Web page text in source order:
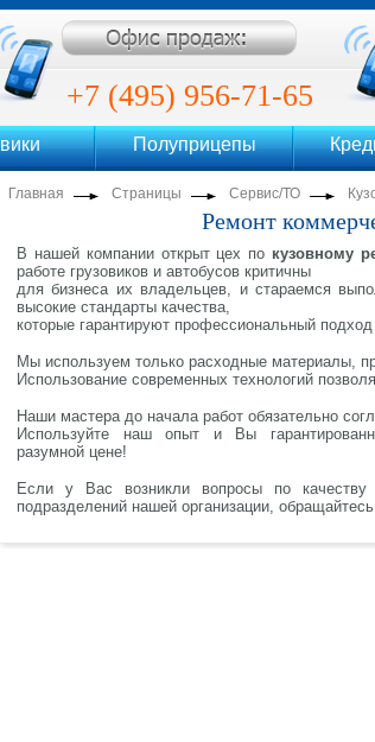
+7 (495) 956-71-65
+7 (495) 956-71-69
Полуприцепы
Главная Страницы Сервис/ТО
Ремонт
В нашей компании открыт цех по кузовному
работе грузовиков и автобусов критичны
для бизнеса их владельцев, и стараемся
высокие стандарты качества,
которые гарантируют профессиональный
Мы используем только расходные материалы,
Использование современных технологий
Наши мастера до начала работ обязательно
Используйте наш опыт и Вы
разумной цене!
Если у Вас возникли вопросы по
подразделений нашей организации,